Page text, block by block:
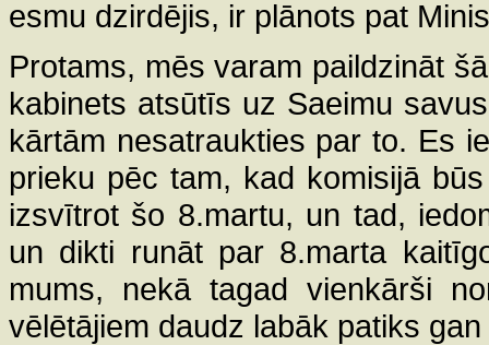
esmu dzirdējis, ir plānots pat
Protams, mēs varam paildzināt
kabinets atsūtīs uz Saeimu
kārtām nesatraukties par to. Es
prieku pēc tam, kad komisijā
izsvītrot šo 8.martu, un tad,
un dikti runāt par 8.marta
mums, nekā tagad vienkārši
vēlētājiem daudz labāk patiks